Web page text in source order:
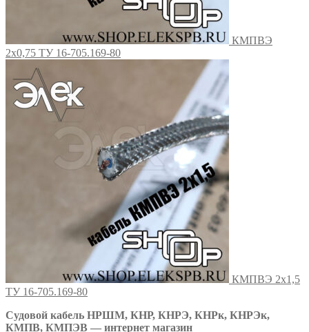
КМПВЭ
2х0,75 ТУ 16-705.169-80
КМПВЭ 2х1,5
ТУ 16-705.169-80
Судовой кабель НРШМ, КНР, КНРЭ, КНРк, КНРЭк,
КМПВ, КМПЭВ — интернет магазин